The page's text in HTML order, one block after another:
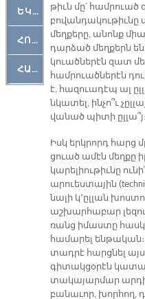
ԵԿԵՂԵՑԱԿԱՆ
ՀՈԳԵՄՏԱՒՈՐ
ՀԱՐԹԱԿ
թիւն մը՝
բո­վան­դա­կու­թիւ­նը
մեղ­քե­րը, ա­նոնք
դար­ձած մեղ­քերն
կուած­նե­րէն զատ
համ­րուած­նե­րէն
է, հա­զուա­դէպ ալ
նկա­տել, ին­չո՞ւ
վա­նած պի­տի ըլ­լա՞յ։
Իսկ երկ­րորդ
ցուած ա­մէն մեղ­քը
կա­րե­լիու­թիւ­նը
ա­րուես­տա­յին
նա­լի կ՚ըլ­լան
աշ­խար­հա­բար
ռանց ի­մաս­տը
հա­մա­րել
տադ­րէ հարց­նել
գի­տակ­ցօ­րէն
տա­կա­յար­մար
բա­նա­ւոր, խոր­հող,